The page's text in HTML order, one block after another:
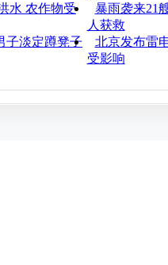
水 农作物受
暴雨袭来21
人获救
子淡定蹲凳子
北京发布雷
受影响